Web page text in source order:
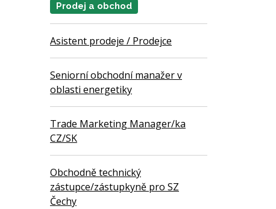
Prodej a obchod
Asistent prodeje / Prodejce
Seniorní obchodní manažer v
oblasti energetiky
Trade Marketing Manager/ka
CZ/SK
Obchodně technický
zástupce/zástupkyně pro SZ
Čechy